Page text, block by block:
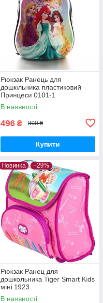
Рюкзак Ранець для
дошкільника пластиковий
Принцеси 0101-1
В наявності
496 ₴ 800 ₴
Купити
Новинка –29%
Рюкзак Ранец для
дошкольника Tiger Smart Kids
міні 1923
В наявності